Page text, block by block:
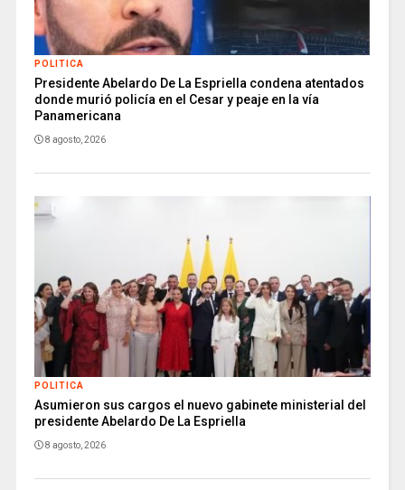
POLITICA
Presidente Abelardo De La Espriella condena atentados
donde murió policía en el Cesar y peaje en la vía
Panamericana
8 agosto, 2026
POLITICA
Asumieron sus cargos el nuevo gabinete ministerial del
presidente Abelardo De La Espriella
8 agosto, 2026